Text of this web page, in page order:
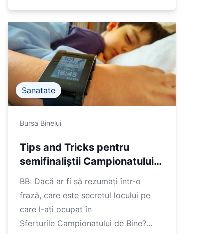
Sanatate
Bursa Binelui
Tips and Tricks pentru
semifinaliștii Campionatului
de Bine de la Cristi Airinei
BB: Dacă ar fi să rezumați într-o
frază, care este secretul locului pe
care l-ați ocupat în
Sferturile Campionatului de Bine?